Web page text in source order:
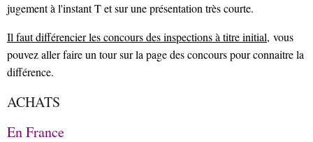
jugement à l'instant T et sur une présentation très courte.
Il faut différencier les concours des inspections à titre initial, vous
pouvez aller faire un tour sur la page des concours pour connaitre la
différence.
ACHATS
En France